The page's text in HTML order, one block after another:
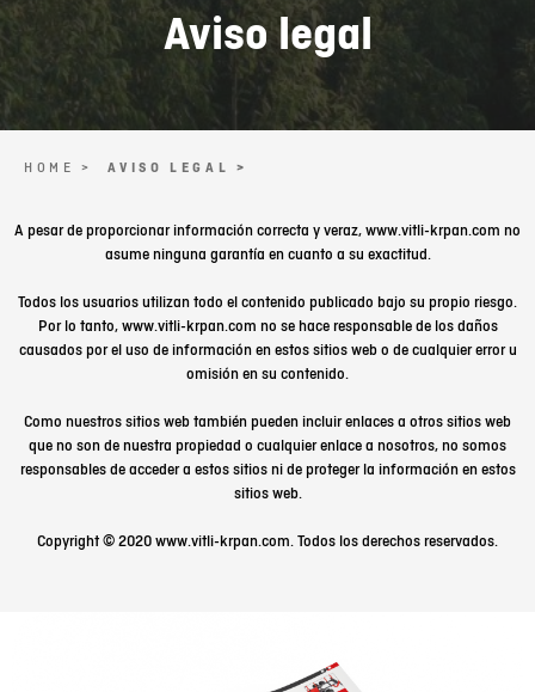
Aviso legal
HOME > AVISO LEGAL >
A pesar de proporcionar información correcta y veraz, www.vitli-krpan.com no
asume ninguna garantía en cuanto a su exactitud.
Todos los usuarios utilizan todo el contenido publicado bajo su propio riesgo.
Por lo tanto, www.vitli-krpan.com no se hace responsable de los daños
causados ​​por el uso de información en estos sitios web o de cualquier error u
omisión en su contenido.
Como nuestros sitios web también pueden incluir enlaces a otros sitios web
que no son de nuestra propiedad o cualquier enlace a nosotros, no somos
responsables de acceder a estos sitios ni de proteger la información en estos
sitios web.
Copyright © 2020 www.vitli-krpan.com. Todos los derechos reservados.